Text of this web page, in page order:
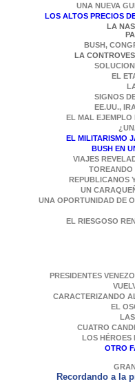
UNA NUEVA
LOS ALTOS PRECIOS
LA
BUSH,
LA
EL
SIGNOS
EE.UU.,
EL MAL EJEMPLO
EL MILITARISMO
BUSH EN
VIAJES
TOREANDO
REPUBLICANOS
UN
UNA OPORTUNIDAD DE
EL RIESGOSO
PRESIDENTES
CARACTERIZANDO
EL
CUATRO
LOS HÉROES
OTRO
Recordando a la